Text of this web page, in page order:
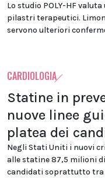
Lo studio POLY-HF
pilastri terapeutici.
servono ulteriori
CARDIOLOGIA
Statine in
nuove linee
platea dei
Negli Stati Uniti i nuovi
alle statine 87,5 milioni
candidati soprattutto tra